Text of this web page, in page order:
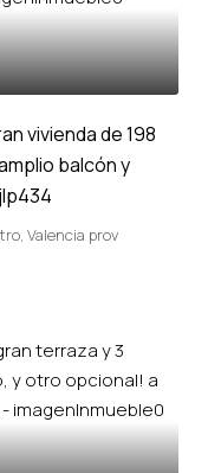
vivienda de 198
balcón y
Valencia prov